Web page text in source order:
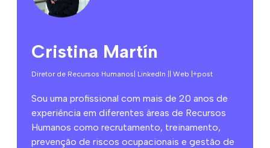
Cristina Martín
Diretor de Recursos Humanos| LinkedIn || Web |+post
Sou uma profissional com mais de 20 anos de
experiência em diferentes áreas de Recursos
Humanos como recrutamento, treinamento,
prevenção de riscos ocupacionais e gestão de